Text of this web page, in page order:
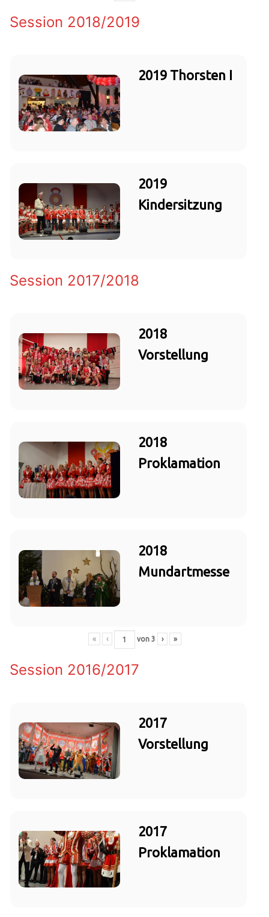
Session 2018/2019
2019 Thorsten I
2019
Kindersitzung
Session 2017/2018
2018
Vorstellung
2018
Proklamation
2018
Mundartmesse
« ‹ von 3 › »
Session 2016/2017
2017
Vorstellung
2017
Proklamation